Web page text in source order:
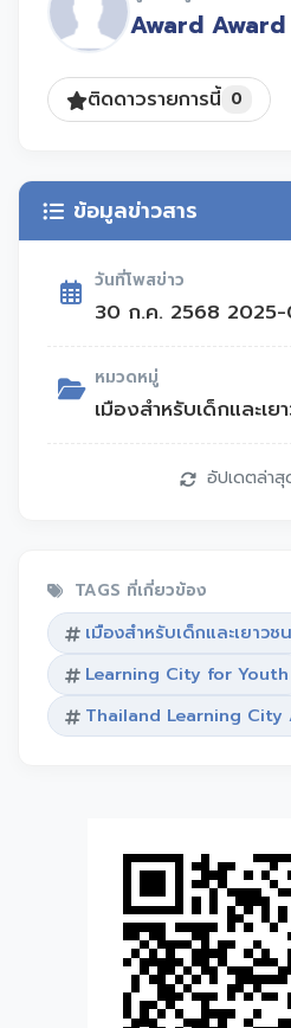
เมืองประเภทนนี้สอดคล้อ
และ SDG13
Award Award
ติดดาวรายการนี้ 0
ข้อมูลข่าวสาร
วันที่โพสข่าว
30 ก.ค. 2568 2025-
หมวดหมู่
เมืองสำหรับเด็กและเย
อัปเดตล่า
TAGS ที่เกี่ยวข้อง
เมืองสำหรับเด็กและเยาวชน
Learning City for Youth
Thailand Learning City